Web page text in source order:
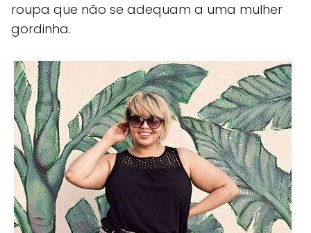
roupa que não se adequam a uma mulher
gordinha.